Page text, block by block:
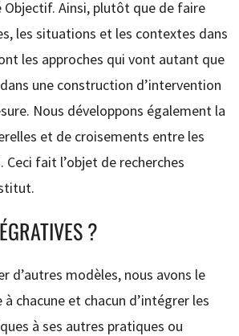
Ainsi, plutôt que de faire
les situations et les contextes dans
les approches qui vont autant que
une construction d’intervention
Nous développons également la
et de croisements entre les
fait l’objet de recherches
?
d’autres modèles, nous avons le
chacune et chacun d’intégrer les
à ses autres pratiques ou